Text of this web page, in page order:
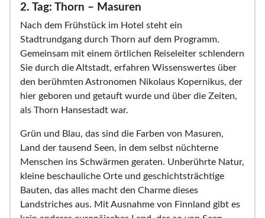
2. Tag: Thorn – Masuren
Nach dem Frühstück im Hotel steht ein
Stadtrundgang durch Thorn auf dem Programm.
Gemeinsam mit einem örtlichen Reiseleiter schlendern
Sie durch die Altstadt, erfahren Wissenswertes über
den berühmten Astronomen Nikolaus Kopernikus, der
hier geboren und getauft wurde und über die Zeiten,
als Thorn Hansestadt war.
Grün und Blau, das sind die Farben von Masuren,
Land der tausend Seen, in dem selbst nüchterne
Menschen ins Schwärmen geraten. Unberührte Natur,
kleine beschauliche Orte und geschichtsträchtige
Bauten, das alles macht den Charme dieses
Landstriches aus. Mit Ausnahme von Finnland gibt es